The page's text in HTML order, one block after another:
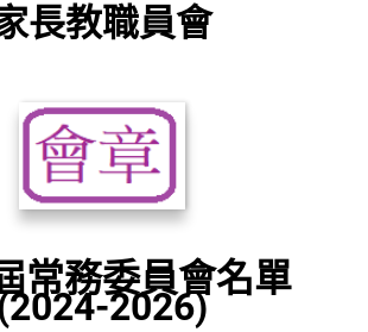
長教職員會
常務委員會名單
2026)